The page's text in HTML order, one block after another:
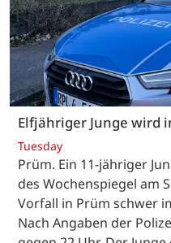
Elfjähriger Junge wird
Tuesday
Prüm. Ein 11-jähriger
des Wochenspiegel am
Vorfall in Prüm schwer
Nach Angaben der